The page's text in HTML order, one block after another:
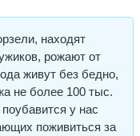
находят
рожают от
живут без бедно,
не более 100 тыс.
у нас
поживиться за